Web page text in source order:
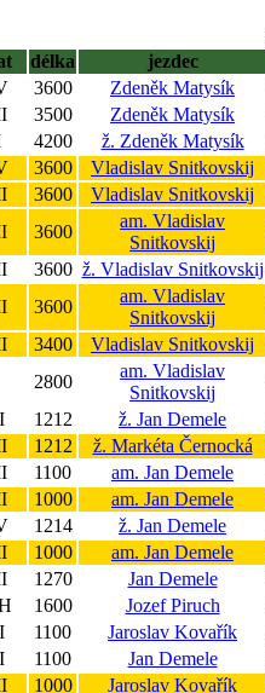
délka jezdec
3600 Zdeněk Matysík
3500 Zdeněk Matysík
4200 ž. Zdeněk Matysík
3600 Vladislav Snitkovskij
3600 Vladislav Snitkovskij
3600
am. Vladislav
Snitkovskij
3600 ž. Vladislav Snitkovskij
3600
am. Vladislav
Snitkovskij
3400 Vladislav Snitkovskij
2800
am. Vladislav
Snitkovskij
1212 ž. Jan Demele
1212 ž. Markéta Černocká
1100 am. Jan Demele
1000 am. Jan Demele
1214 ž. Jan Demele
1000 am. Jan Demele
1270 Jan Demele
1600 Jozef Piruch
1100 Jaroslav Kovařík
1100 Jan Demele
1000 Jaroslav Kovařík